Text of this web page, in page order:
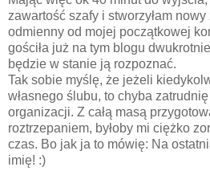
zawartość szafy i stworzyłam
odmienny od mojej początkowej
gościła już na tym blogu
będzie w stanie ją rozpoznać.
Tak sobie myślę, że jeżeli
własnego ślubu, to chyba
organizacji. Z całą masą
roztrzepaniem, byłoby mi ciężko
czas. Bo jak ja to mówię: Na
imię! :)